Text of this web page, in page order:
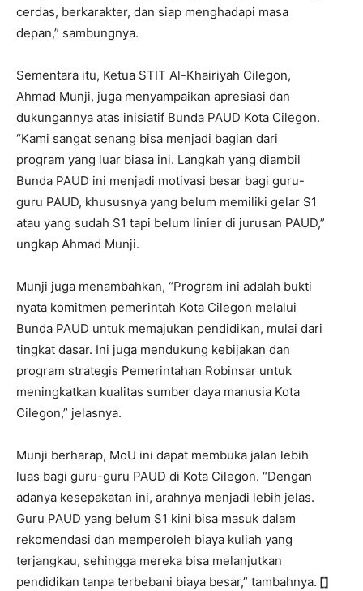
cerdas, berkarakter, dan siap menghadapi masa
depan,” sambungnya.
Sementara itu, Ketua STIT Al-Khairiyah Cilegon,
Ahmad Munji, juga menyampaikan apresiasi dan
dukungannya atas inisiatif Bunda PAUD Kota Cilegon.
“Kami sangat senang bisa menjadi bagian dari
program yang luar biasa ini. Langkah yang diambil
Bunda PAUD ini menjadi motivasi besar bagi guru-
guru PAUD, khususnya yang belum memiliki gelar S1
atau yang sudah S1 tapi belum linier di jurusan PAUD,”
ungkap Ahmad Munji.
Munji juga menambahkan, “Program ini adalah bukti
nyata komitmen pemerintah Kota Cilegon melalui
Bunda PAUD untuk memajukan pendidikan, mulai dari
tingkat dasar. Ini juga mendukung kebijakan dan
program strategis Pemerintahan Robinsar untuk
meningkatkan kualitas sumber daya manusia Kota
Cilegon,” jelasnya.
Munji berharap, MoU ini dapat membuka jalan lebih
luas bagi guru-guru PAUD di Kota Cilegon. “Dengan
adanya kesepakatan ini, arahnya menjadi lebih jelas.
Guru PAUD yang belum S1 kini bisa masuk dalam
rekomendasi dan memperoleh biaya kuliah yang
terjangkau, sehingga mereka bisa melanjutkan
pendidikan tanpa terbebani biaya besar,” tambahnya. []